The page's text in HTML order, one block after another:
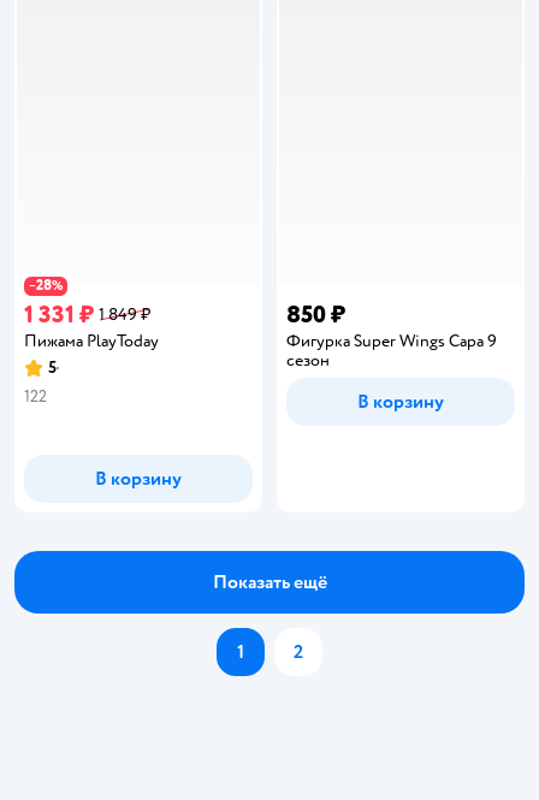
−28%
1 331 ₽ 1 849 ₽
Пижама PlayToday
Рейтинг:
5
122
В корзину
850 ₽
Фигурка Super Wings Сара 9
сезон
В корзину
Показать ещё
1 2